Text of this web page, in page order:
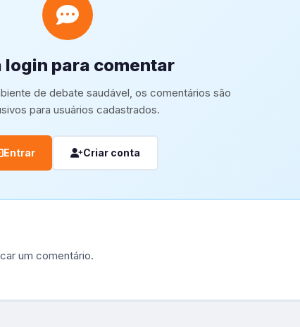
login para comentar
de debate saudável, os comentários são
para usuários cadastrados.
Entrar Criar conta
um comentário.